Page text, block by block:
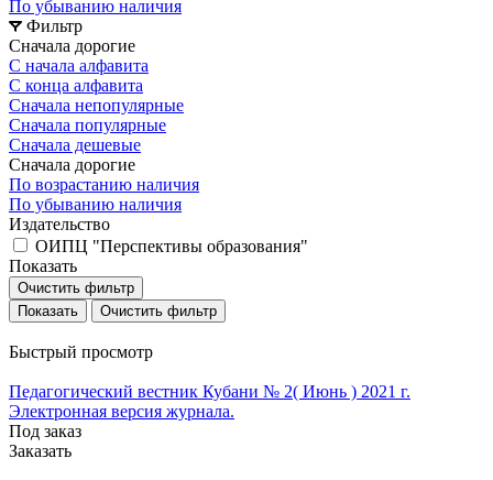
По убыванию наличия
Фильтр
Сначала дорогие
С начала алфавита
С конца алфавита
Сначала непопулярные
Сначала популярные
Сначала дешевые
Сначала дорогие
По возрастанию наличия
По убыванию наличия
Издательство
ОИПЦ "Перспективы образования"
Показать
Очистить фильтр
Очистить фильтр
Быстрый просмотр
Педагогический вестник Кубани № 2( Июнь ) 2021 г.
Электронная версия журнала.
Под заказ
Заказать